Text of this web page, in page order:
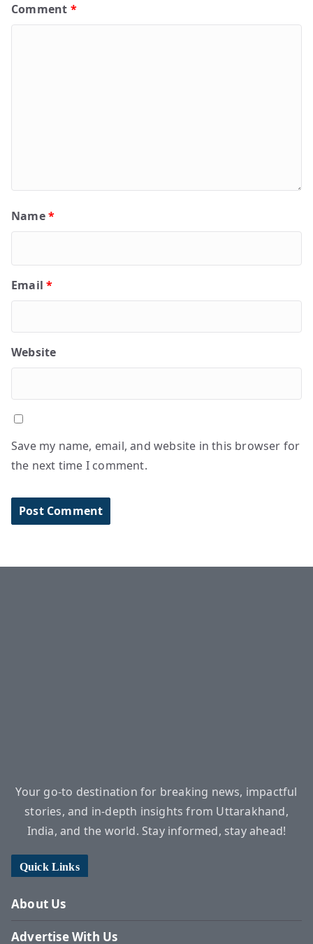
Comment *
Name*
Email*
Website
Save my name, email, and website in this browser for
the next time I comment.
Your go-to destination for breaking news, impactful
stories, and in-depth insights from Uttarakhand,
India, and the world. Stay informed, stay ahead!
Quick Links
About Us
Advertise With Us